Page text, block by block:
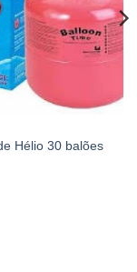
Hélio 30 balões